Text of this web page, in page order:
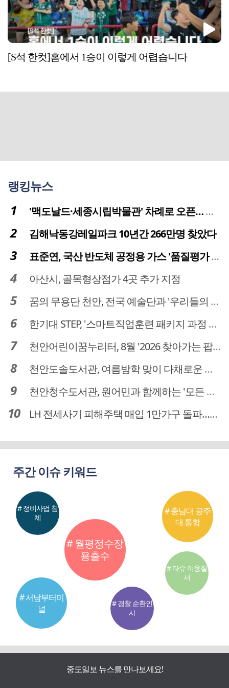
[S석 한컷]홈에서 1승이 이렇게 어렵습니다
랭킹뉴스
'맥도날드·세종시립박물관' 차례로 오픈… 고운동 정주여건 좋아진다
김해낙동강레일파크 10년간 266만명 찾았다
표준연, 국산 반도체 공정용 가스 '품질평가 체계' 구축
아산시, 골목형상점가 4곳 추가 지정
꿈의 무용단 천안, 전국 예술단과 '우리들의 하모니' 선보여
한기대 STEP, '스마트직업훈련 패키지 과정 3기' 모집
천안어린이꿈누리터, 8월 '2026 찾아가는 팝업놀이터' 운영
천안도솔도서관, 여름방학 맞이 다채로운 독서문화 프로그램 운영
천안청수도서관, 원어민과 함께하는 '모든 영어 모든 독서' 운영
LH 전세사기 피해주택 매입 1만가구 돌파…피해 인정도 4만건 넘어
주간 이슈 키워드
# 월평정수장
용출수
# 서남부터미
널
# 충남대 공주
대 통합
# 정비사업 침
체
# 경찰 순환인
사
# 타슈 이용질
서
중도일보 뉴스를 만나보세요!